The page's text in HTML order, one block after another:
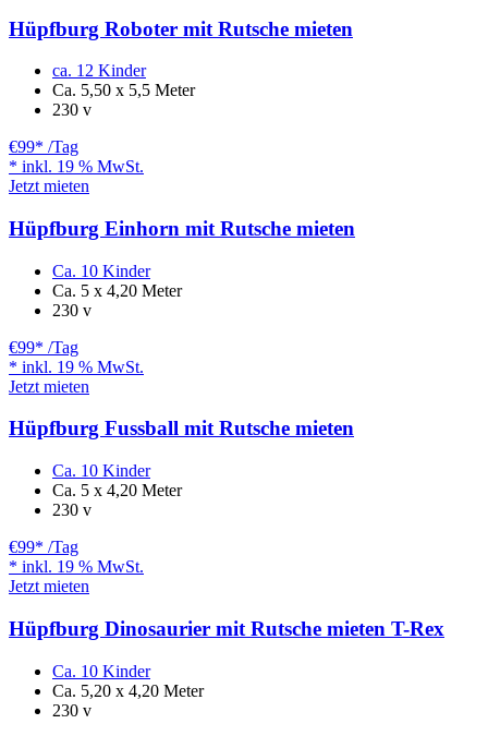
Hüpfburg Roboter mit Rutsche mieten
ca. 12 Kinder
Ca. 5,50 x 5,5 Meter
230 v
€99* /Tag
* inkl. 19 % MwSt.
Jetzt mieten
Hüpfburg Einhorn mit Rutsche mieten
Ca. 10 Kinder
Ca. 5 x 4,20 Meter
230 v
€99* /Tag
* inkl. 19 % MwSt.
Jetzt mieten
Hüpfburg Fussball mit Rutsche mieten
Ca. 10 Kinder
Ca. 5 x 4,20 Meter
230 v
€99* /Tag
* inkl. 19 % MwSt.
Jetzt mieten
Hüpfburg Dinosaurier mit Rutsche mieten T-Rex
Ca. 10 Kinder
Ca. 5,20 x 4,20 Meter
230 v